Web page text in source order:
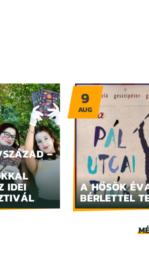
–
IDEI A HŐSÖK
BÉRLETTEL
9
AUG